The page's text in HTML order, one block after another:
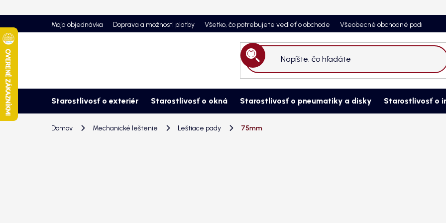
na
obsah
Moja objednávka Doprava a možnosti platby Všetko, čo potrebujete vedieť o obchode Všeobecné obchodné podmienky
Hľadať
Starostlivosť o exteriér Starostlivosť o okná Starostlivosť o pneumatiky a disky Starostlivosť o
Domov Mechanické leštenie Leštiace pady 75mm